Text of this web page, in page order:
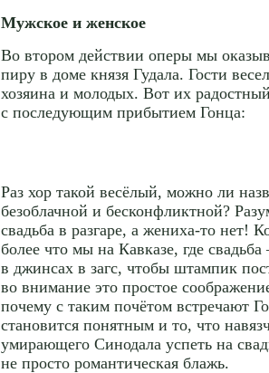
Мужское и женское
Во втором действии оперы мы
пиру в доме князя Гудала. Гости
хозяина и молодых. Вот их
с последующим прибытием Гонца:
Раз хор такой весёлый, можно ли
безоблачной и бесконфликтной?
свадьба в разгаре, а жениха-то нет!
более что мы на Кавказе, где
в джинсах в загс, чтобы штампик
во внимание это простое
почему с таким почётом встречают
становится понятным и то, что
умирающего Синодала успеть на
не просто романтическая блажь.